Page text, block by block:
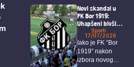
selim”...
Novi skandal u
FK Bor 1919:
Uhapšeni bivši
predsednik,
sekretar i igrači
Sport
17/07/2026
Iako je FK “Bor
1919” nakon
izbora novog